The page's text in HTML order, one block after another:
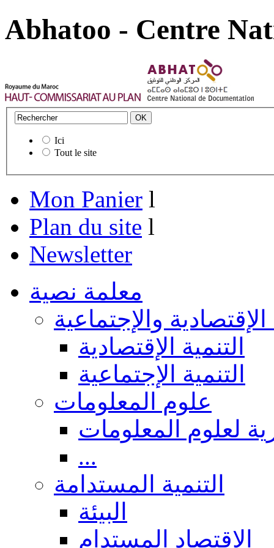
Abhatoo - Centre
Ici
Tout le site
Mon Panier l
Plan du site l
Newsletter
معلمة نصية
الإقتصادية والإجتماعية
التنمية الإقتصادية
التنمية الإجتماعية
علوم المعلومات
لعلوم المعلومات
...
التنمية المستدامة
البيئة
الاقتصاد المستدام